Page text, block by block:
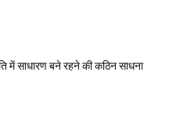
में साधारण बने रहने की कठिन साधना